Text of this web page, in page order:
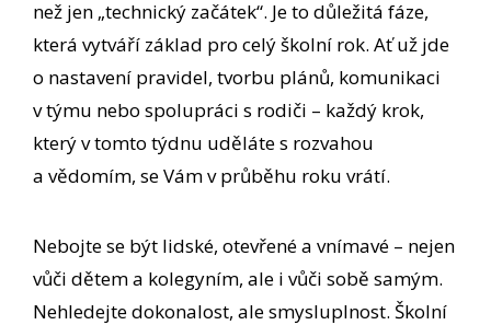
než jen „technický začátek“. Je to důležitá fáze,
která vytváří základ pro celý školní rok. Ať už jde
o nastavení pravidel, tvorbu plánů, komunikaci
v týmu nebo spolupráci s rodiči – každý krok,
který v tomto týdnu uděláte s rozvahou
a vědomím, se Vám v průběhu roku vrátí.
Nebojte se být lidské, otevřené a vnímavé – nejen
vůči dětem a kolegyním, ale i vůči sobě samým.
Nehledejte dokonalost, ale smysluplnost. Školní